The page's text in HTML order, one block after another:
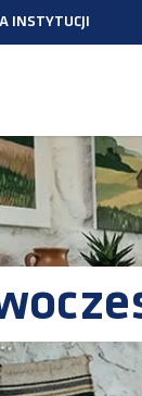
INSTYTUCJI